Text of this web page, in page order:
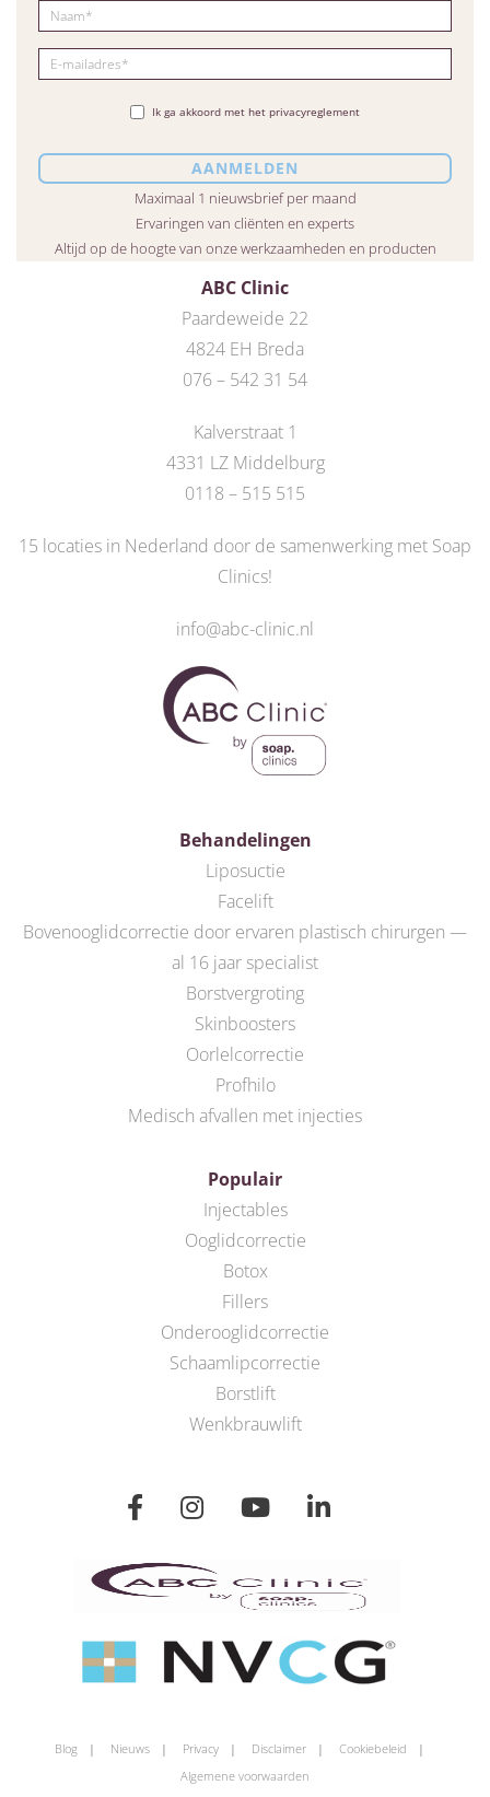
ABC Clinic
Paardeweide 22
4824 EH Breda
076 – 542 31 54
Kalverstraat 1
4331 LZ Middelburg
0118 – 515 515
15 locaties in Nederland door de samenwerking met Soap
Clinics!
info@abc-clinic.nl
Behandelingen
Liposuctie
Facelift
Bovenooglidcorrectie door ervaren plastisch chirurgen —
al 16 jaar specialist
Borstvergroting
Skinboosters
Oorlelcorrectie
Profhilo
Medisch afvallen met injecties
Populair
Injectables
Ooglidcorrectie
Botox
Fillers
Onderooglidcorrectie
Schaamlipcorrectie
Borstlift
Wenkbrauwlift
Ik ga akkoord met het privacyreglement
Maximaal 1 nieuwsbrief per maand
Ervaringen van cliënten en experts
Altijd op de hoogte van onze werkzaamheden en producten
Blog Nieuws Privacy Disclaimer
Cookiebeleid
Algemene voorwaarden